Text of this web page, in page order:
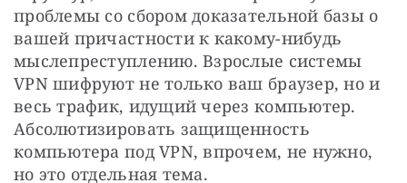
проблемы со сбором доказательной базы о
вашей причастности к какому-нибудь
мыслепреступлению. Взрослые системы
VPN шифруют не только ваш браузер, но и
весь трафик, идущий через компьютер.
Абсолютизировать защищенность
компьютера под VPN, впрочем, не нужно,
но это отдельная тема.